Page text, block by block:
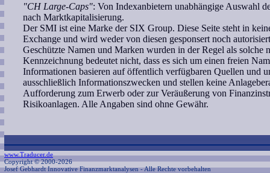
"CH Large-Caps": Von Indexanbietern unabhängige Auswahl
nach Marktkapitalisierung.
Der SMI ist eine Marke der SIX Group. Diese Seite steht in
Exchange und wird weder von diesen gesponsert noch
Geschützte Namen und Marken wurden in der Regel als solche
Kennzeichnung bedeutet nicht, dass es sich um einen freien
Informationen basieren auf öffentlich verfügbaren Quellen und
ausschließlich Informationszwecken und stellen keine
Aufforderung zum Erwerb oder zur Veräußerung von
Risikoanlagen. Alle Angaben sind ohne Gewähr.
www.Traducer.de
Copyright © 2000-2026
Josef Gebhardt Innovative Finanzmarktanalysen - Alle Rechte vorbehalten